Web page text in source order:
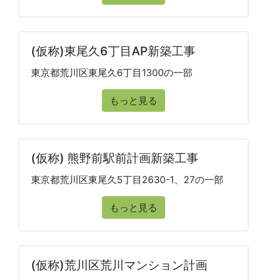
(仮称)東尾久6丁目AP新築工事
東京都荒川区東尾久6丁目1300の一部
もっと見る
(仮称) 熊野前駅前計画新築工事
東京都荒川区東尾久5丁目2630-1、27の一部
もっと見る
(仮称)荒川区荒川マンション計画